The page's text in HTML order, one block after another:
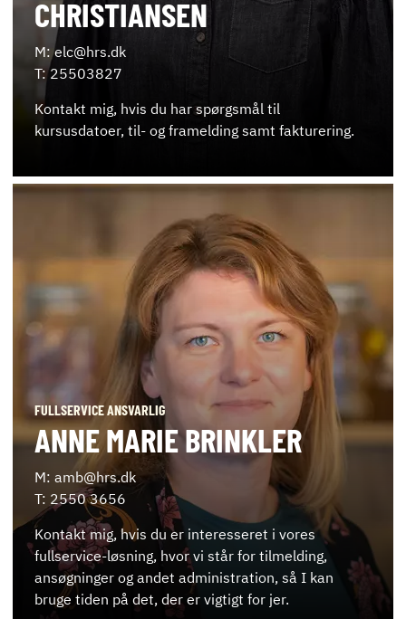
CHRISTIANSEN
M: elc@hrs.dk
T: 25503827
Kontakt mig, hvis du har spørgsmål til
kursusdatoer, til- og framelding samt fakturering.
FULLSERVICE ANSVARLIG
ANNE MARIE BRINKLER
M: amb@hrs.dk
T: 2550 3656
Kontakt mig, hvis du er interesseret i vores
fullservice-løsning, hvor vi står for tilmelding,
ansøgninger og andet administration, så I kan
bruge tiden på det, der er vigtigt for jer.